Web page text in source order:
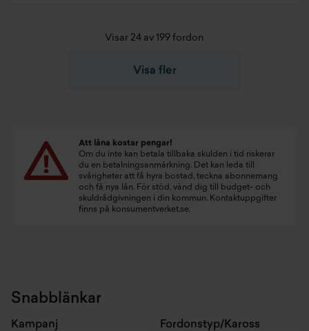
Visar 24 av 199 fordon
Visa fler
Att låna kostar pengar!
Om du inte kan betala tillbaka skulden i tid riskerar
du en betalningsanmärkning. Det kan leda till
svårigheter att få hyra bostad, teckna abonnemang
och få nya lån. För stöd, vänd dig till budget- och
skuldrådgivningen i din kommun. Kontaktuppgifter
finns på konsumentverket.se.
Snabblänkar
Kampanj Fordonstyp/Kaross